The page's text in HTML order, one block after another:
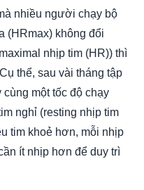
nhiều người chạy bộ
(HRmax) không đổi
nhịp tim (HR)) thì
thể, sau vài tháng tập
cùng một tốc độ chạy
nghỉ (resting nhịp tim
tim khoẻ hơn, mỗi nhịp
ít nhịp hơn để duy trì